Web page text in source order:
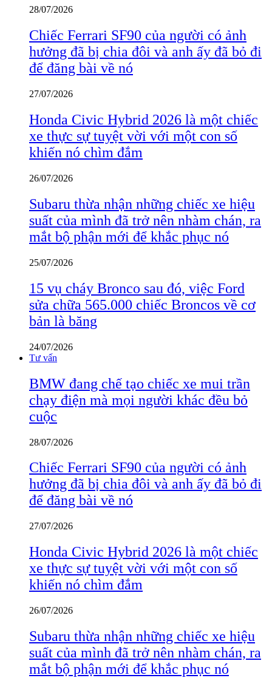
28/07/2026
Chiếc Ferrari SF90 của người có ảnh
hưởng đã bị chia đôi và anh ấy đã bỏ đi
để đăng bài về nó
27/07/2026
Honda Civic Hybrid 2026 là một chiếc
xe thực sự tuyệt vời với một con số
khiến nó chìm đắm
26/07/2026
Subaru thừa nhận những chiếc xe hiệu
suất của mình đã trở nên nhàm chán, ra
mắt bộ phận mới để khắc phục nó
25/07/2026
15 vụ cháy Bronco sau đó, việc Ford
sửa chữa 565.000 chiếc Broncos về cơ
bản là băng
24/07/2026
Tư vấn
BMW đang chế tạo chiếc xe mui trần
chạy điện mà mọi người khác đều bỏ
cuộc
28/07/2026
Chiếc Ferrari SF90 của người có ảnh
hưởng đã bị chia đôi và anh ấy đã bỏ đi
để đăng bài về nó
27/07/2026
Honda Civic Hybrid 2026 là một chiếc
xe thực sự tuyệt vời với một con số
khiến nó chìm đắm
26/07/2026
Subaru thừa nhận những chiếc xe hiệu
suất của mình đã trở nên nhàm chán, ra
mắt bộ phận mới để khắc phục nó